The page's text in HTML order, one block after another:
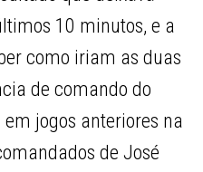
10 minutos, e a
como iriam as duas
de comando do
jogos anteriores na
de José